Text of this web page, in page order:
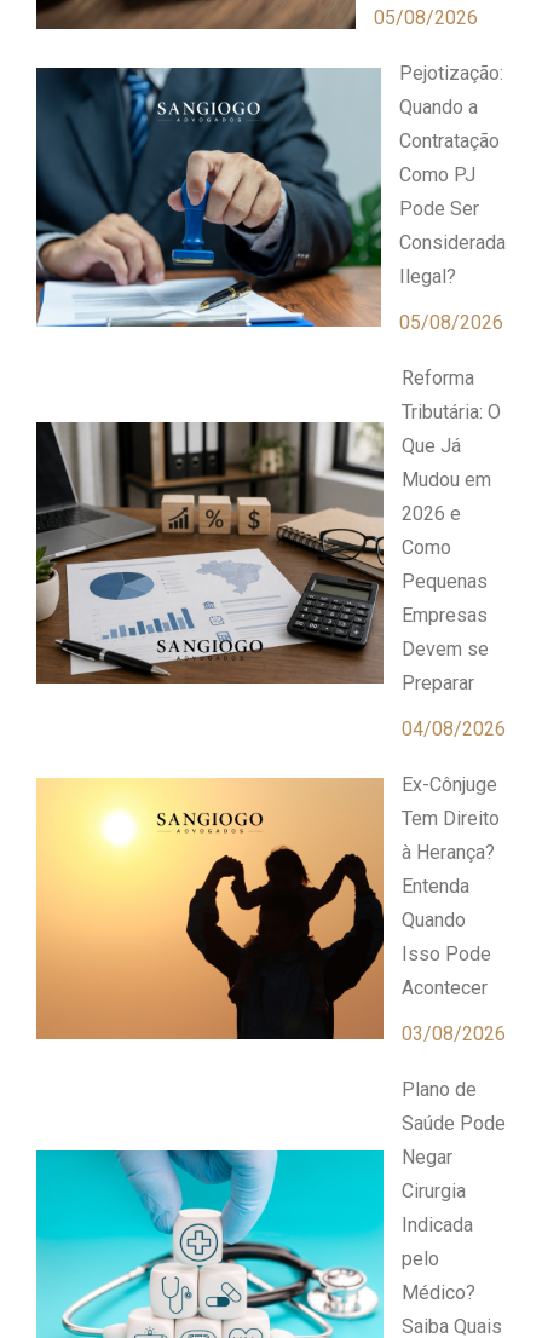
05/08/2026
Pejotização:
Quando a
Contratação
Como PJ
Pode Ser
Considerada
Ilegal?
05/08/2026
Reforma
Tributária: O
Que Já
Mudou em
2026 e
Como
Pequenas
Empresas
Devem se
Preparar
04/08/2026
Ex-Cônjuge
Tem Direito
à Herança?
Entenda
Quando
Isso Pode
Acontecer
03/08/2026
Plano de
Saúde Pode
Negar
Cirurgia
Indicada
pelo
Médico?
Saiba Quais